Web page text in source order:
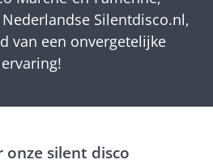
Silentdisco.nl,
van een onvergetelijke
ervaring!
onze silent disco